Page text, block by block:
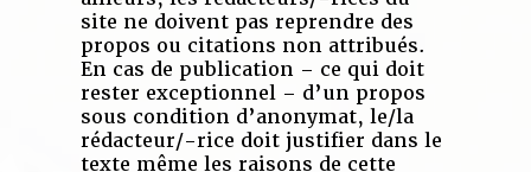
site ne doivent pas reprendre des
propos ou citations non attribués.
En cas de publication – ce qui doit
rester exceptionnel – d’un propos
sous condition d’anonymat, le/la
rédacteur/-rice doit justifier dans le
texte même les raisons de cette